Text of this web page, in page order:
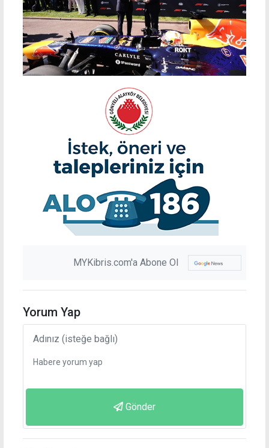
MYKibris.com'a Abone Ol
Yorum Yap
Gönder